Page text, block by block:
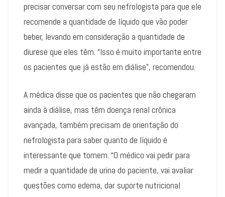
precisar conversar com seu nefrologista para que ele
recomende a quantidade de líquido que vão poder
beber, levando em consideração a quantidade de
diurese que eles têm. “Isso é muito importante entre
os pacientes que já estão em diálise”, recomendou.
A médica disse que os pacientes que não chegaram
ainda à diálise, mas têm doença renal crônica
avançada, também precisam de orientação do
nefrologista para saber quanto de líquido é
interessante que tomem. “O médico vai pedir para
medir a quantidade de urina do paciente, vai avaliar
questões como edema, dar suporte nutricional